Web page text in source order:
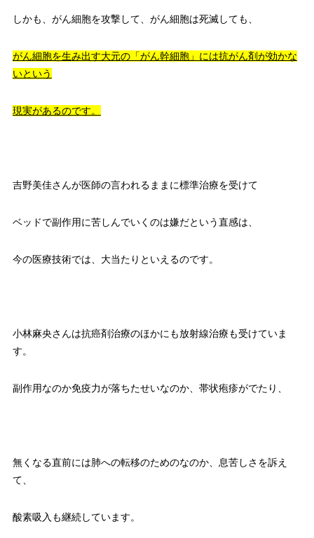
しかも、がん細胞を攻撃して、がん細胞は死滅しても、
がん細胞を生み出す大元の「がん幹細胞」には抗がん剤が効かな
いという
現実があるのです。
吉野美佳さんが医師の言われるままに標準治療を受けて
ベッドで副作用に苦しんでいくのは嫌だという直感は、
今の医療技術では、大当たりといえるのです。
小林麻央さんは抗癌剤治療のほかにも放射線治療も受けていま
す。
副作用なのか免疫力が落ちたせいなのか、帯状疱疹がでたり、
無くなる直前には肺への転移のためのなのか、息苦しさを訴え
て、
酸素吸入も継続しています。